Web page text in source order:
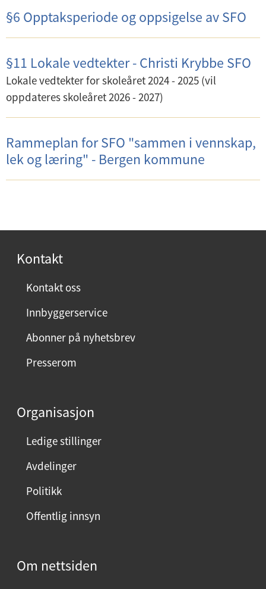
§6 Opptaksperiode og oppsigelse av SFO
§11 Lokale vedtekter - Christi Krybbe SFO
Lokale vedtekter for skoleåret 2024 - 2025 (vil
oppdateres skoleåret 2026 - 2027)
Rammeplan for SFO "sammen i vennskap,
lek og læring" - Bergen kommune
Kontakt
Kontakt oss
Innbyggerservice
Abonner på nyhetsbrev
Presserom
Organisasjon
Ledige stillinger
Avdelinger
Politikk
Offentlig innsyn
Om nettsiden